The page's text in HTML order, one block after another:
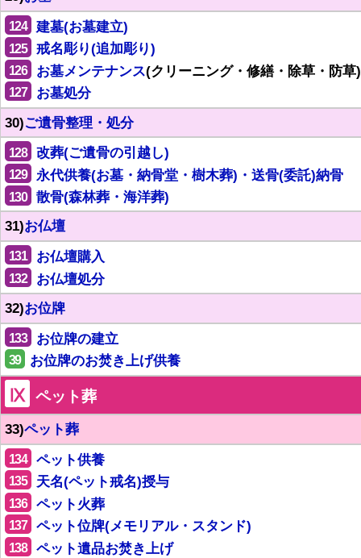
124 建墓(お墓建立)
125 戒名彫り(追加彫り)
126 お墓メンテナンス(クリーニング・修繕・除草・防草)
127
お墓処分
30)ご遺骨整理・処分
128 改葬(ご遺骨の引越し)
129 永代供養(お墓・納骨堂・樹木葬)・送骨(委託)納骨
130
散骨(森林葬・海洋葬)
31)お仏壇
131 お仏壇購入
132
お仏壇処分
32)お位牌
133 お位牌の建立
39 お位牌のお焚き上げ供養
Ⅸ ペット葬
33)ペット葬
134 ペット供養
135 天名(ペット戒名)授与
136 ペット火葬
137 ペット位牌(メモリアル・スタンド)
138 ペット遺品お焚き上げ